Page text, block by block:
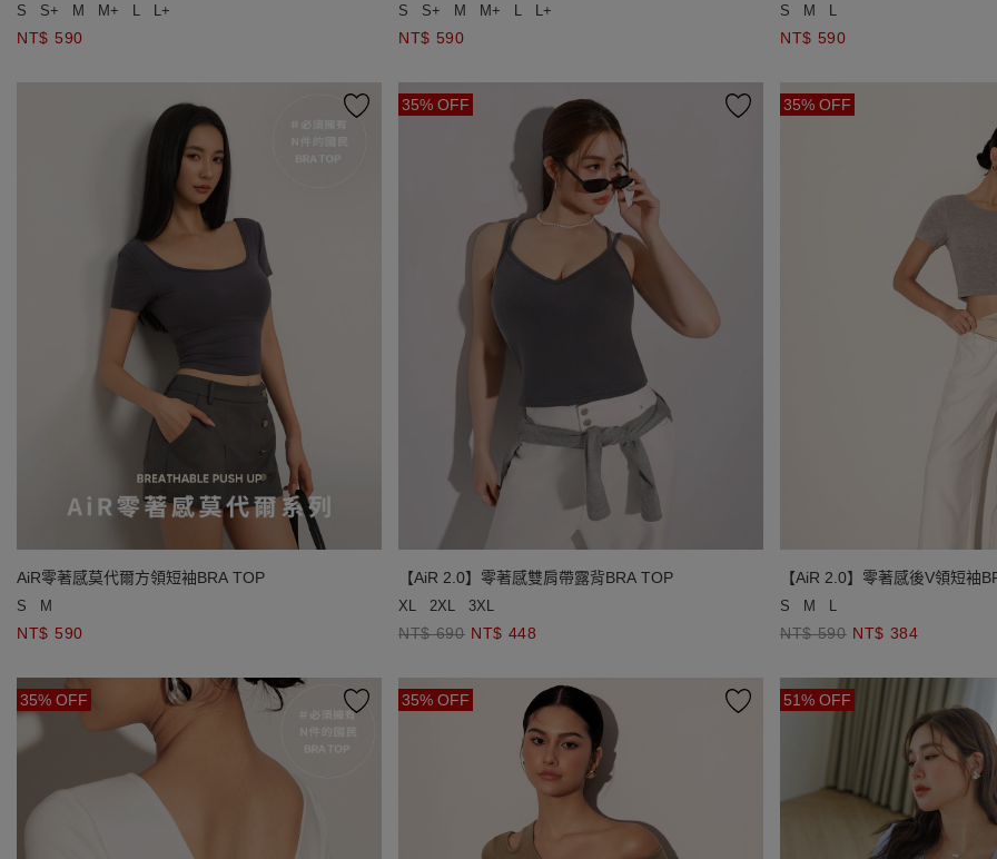
S S+ M M+ L+
NT$ 590
S S+ M M+ L+
NT$ 590
S M
NT$ 590
AiR零著感莫代爾方領短袖BRA TOP
S M
NT$ 590
35% OFF
【AiR 2.0】零著感雙肩帶露背BRA TOP
XL 2XL 3XL
NT$ 690 NT$ 448
35% OFF
【AiR 2.0】零著感後V領短袖
S M L
NT$ 590 NT$ 384
35% OFF 35% OFF 51% OFF